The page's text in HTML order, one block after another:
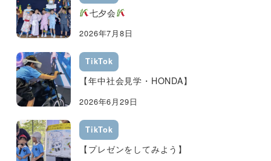
七夕会
2026年7月8日
TikTok
【年中社会見学・HONDA】
2026年6月29日
TikTok
【プレゼンをしてみよう】